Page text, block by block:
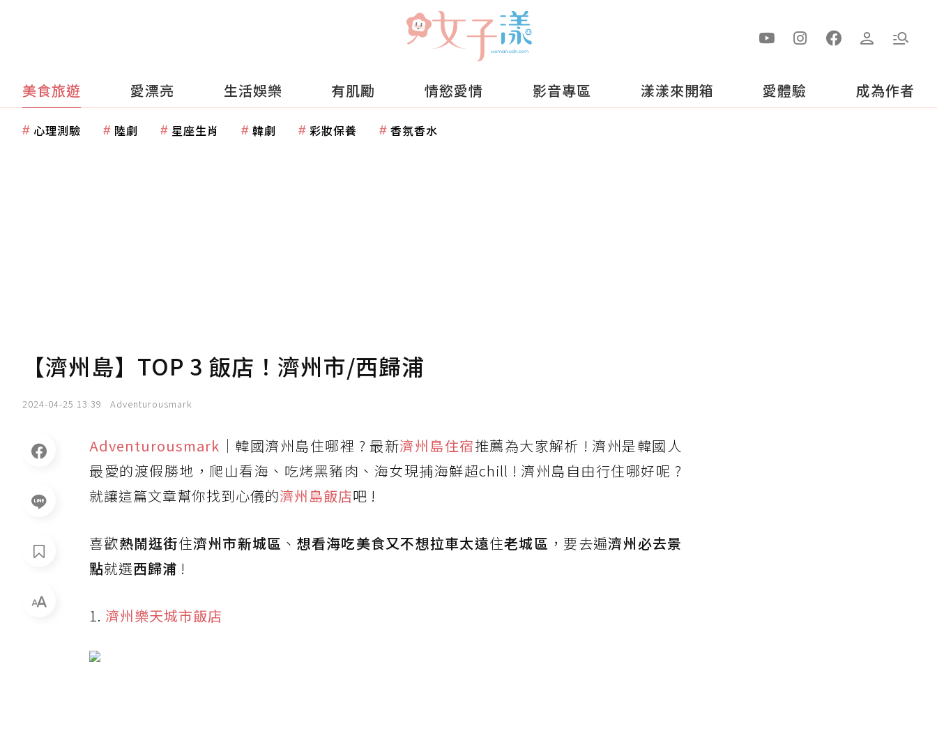
美食旅遊 愛漂亮 生活娛樂 有肌勵 情慾愛情 影音專區 漾漾來開箱 愛體驗 成為作者
心理測驗 陸劇 星座生肖 韓劇 彩妝保養 香氛香水
【濟州島】TOP 3 飯店！濟州市/西歸浦
2024-04-25 13:39 Adventurousmark
Adventurousmark ｜韓國濟州島住哪裡 ? 最新濟州島住宿推薦為大家解析 ! 濟州是韓國人
最愛的渡假勝地，爬山看海、吃烤黑豬肉、海女現捕海鮮超chill ! 濟州島自由行住哪好呢 ?
就讓這篇文章幫你找到心儀的濟州島飯店吧 !
喜歡熱鬧逛街住濟州市新城區 、 想看海吃美食又不想拉車太遠住老城區 ，要去遍濟州必去景
點就選西歸浦 !
1. 濟州樂天城市飯店